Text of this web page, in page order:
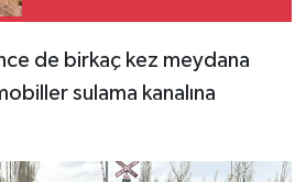
de birkaç kez meydana
sulama kanalına